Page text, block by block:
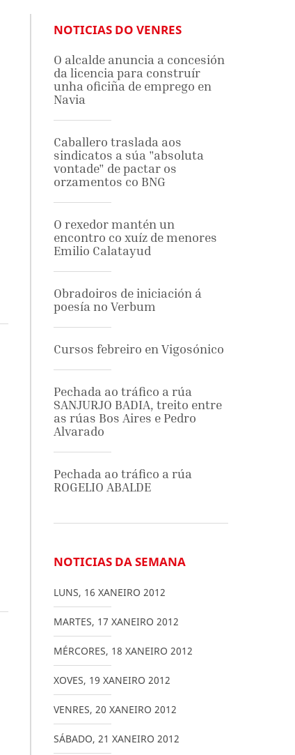
NOTICIAS DO VENRES
O alcalde anuncia a concesión
da licencia para construír
unha oficiña de emprego en
Navia
Caballero traslada aos
sindicatos a súa "absoluta
vontade" de pactar os
orzamentos co BNG
O rexedor mantén un
encontro co xuíz de menores
Emilio Calatayud
Obradoiros de iniciación á
poesía no Verbum
Cursos febreiro en Vigosónico
Pechada ao tráfico a rúa
SANJURJO BADIA, treito entre
as rúas Bos Aires e Pedro
Alvarado
Pechada ao tráfico a rúa
ROGELIO ABALDE
NOTICIAS DA SEMANA
LUNS, 16 XANEIRO 2012
MARTES, 17 XANEIRO 2012
MÉRCORES, 18 XANEIRO 2012
XOVES, 19 XANEIRO 2012
VENRES, 20 XANEIRO 2012
SÁBADO, 21 XANEIRO 2012